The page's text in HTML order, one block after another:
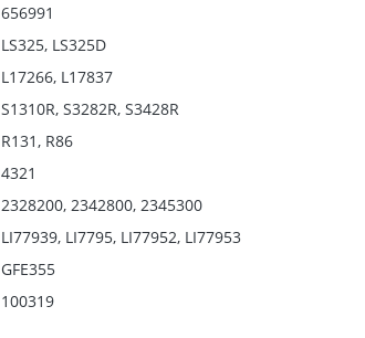
656991
LS325, LS325D
L17266, L17837
S1310R, S3282R, S3428R
R131, R86
4321
2328200, 2342800, 2345300
LI77939, LI7795, LI77952, LI77953
GFE355
100319